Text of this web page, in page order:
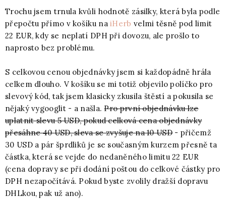
Trochu jsem trnula kvůli hodnotě zásilky, která byla podle
přepočtu přímo v košíku naiHerb velmi těsně pod limit
22 EUR, kdy se neplatí DPH při dovozu, ale prošlo to
naprosto bez problému.
S celkovou cenou objednávky jsem si každopádně hrála
celkem dlouho. V košíku se mi totiž objevilo políčko pro
slevový kód, tak jsem klasicky zkusila štěstí a pokusila se
nějaký vygooglit - a našla.Pro první objednávku lze
uplatnit slevu 5 USD, pokud celková cena objednávky
přesáhne 40 USD, sleva se zvyšuje na 10 USD- přičemž
30 USD a pár šprdliků je se současným kurzem přesně ta
částka, která se vejde do nedaněného limitu 22 EUR
(cena dopravy se při dodání poštou do celkové částky pro
DPH nezapočítává. Pokud byste zvolily dražší dopravu
DHLkou, pak už ano).